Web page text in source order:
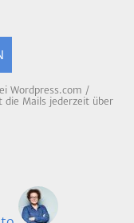
Wordpress.com /
Mails jederzeit über